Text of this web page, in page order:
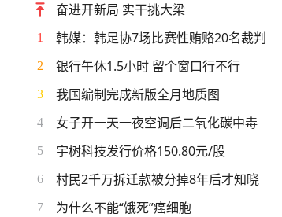
奋进开新局 实干挑大梁
1 韩媒：韩足协7场比赛性贿赂20名裁判
2 银行午休1.5小时 留个窗口行不行
3 我国编制完成新版全月地质图
4 女子开一天一夜空调后二氧化碳中毒
5 宇树科技发行价格150.80元/股
6 村民2千万拆迁款被分掉8年后才知晓
7 为什么不能“饿死”癌细胞